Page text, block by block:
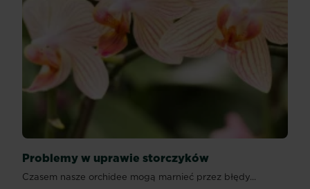
Problemy w uprawie storczyków
Czasem nasze orchidee mogą marnieć przez błędy...